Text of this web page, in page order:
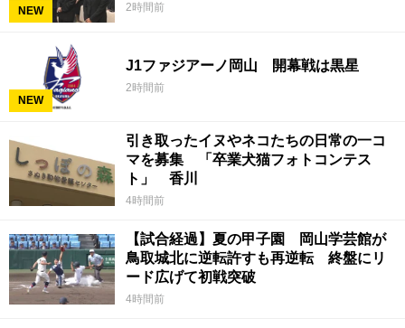
NEW 2時間前
NEW
J1ファジアーノ岡山 開幕戦は黒星
2時間前
引き取ったイヌやネコたちの日常の一コ
マを募集 「卒業犬猫フォトコンテス
ト」 香川
4時間前
【試合経過】夏の甲子園 岡山学芸館が
鳥取城北に逆転許すも再逆転 終盤にリ
ード広げて初戦突破
4時間前